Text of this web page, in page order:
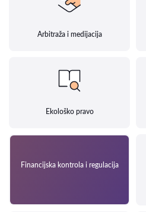
Arbitraža i medijacija
Ekološko pravo
Financijska kontrola i regulacija